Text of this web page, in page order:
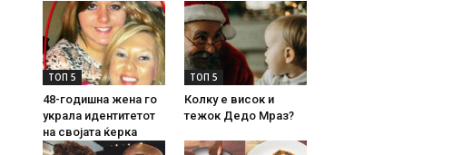
ТОП 5
48-годишна жена го
украла идентитетот
на својата ќерка
ТОП 5
Колку е висок и
тежок Дедо Мраз?